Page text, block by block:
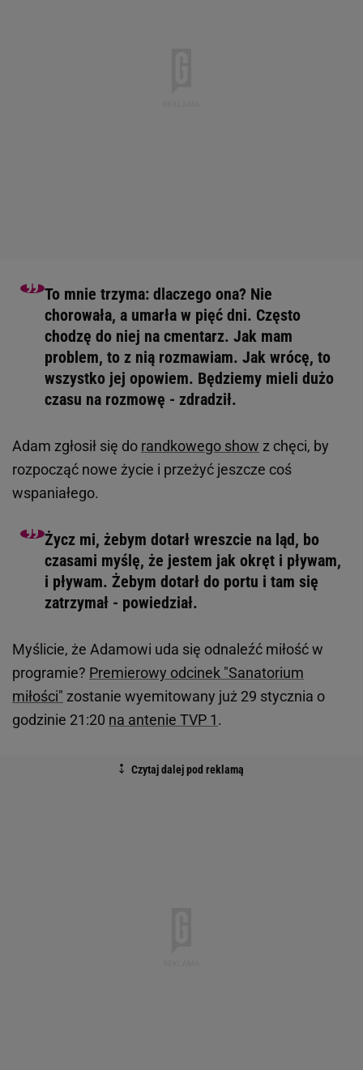
To mnie trzyma: dlaczego ona? Nie
chorowała, a umarła w pięć dni. Często
chodzę do niej na cmentarz. Jak mam
problem, to z nią rozmawiam. Jak wrócę, to
wszystko jej opowiem. Będziemy mieli dużo
czasu na rozmowę - zdradził.
Adam zgłosił się do randkowego show z chęci, by
rozpocząć nowe życie i przeżyć jeszcze coś
wspaniałego.
Życz mi, żebym dotarł wreszcie na ląd, bo
czasami myślę, że jestem jak okręt i pływam,
i pływam. Żebym dotarł do portu i tam się
zatrzymał - powiedział.
Myślicie, że Adamowi uda się odnaleźć miłość w
programie? Premierowy odcinek "Sanatorium
miłości" zostanie wyemitowany już 29 stycznia o
godzinie 21:20 na antenie TVP 1.